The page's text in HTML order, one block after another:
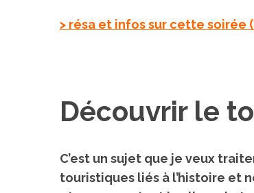
> résa et infos sur cette soirée
Découvrir le
C’est un sujet que je veux
touristiques liés à l’histoire et